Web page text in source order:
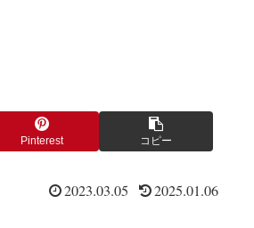
Pinterest コピー
2023.03.05 2025.01.06